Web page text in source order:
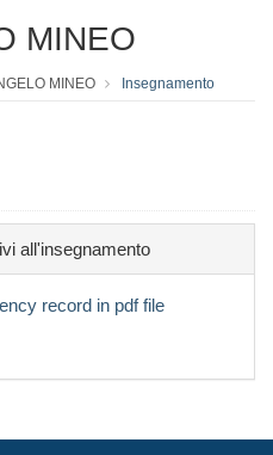
MINEO
MINEO Insegnamento
all'insegnamento
record in pdf file